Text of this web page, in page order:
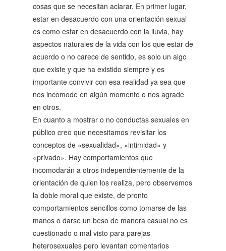
cosas que se necesitan aclarar. En primer lugar,
estar en desacuerdo con una orientación sexual
es como estar en desacuerdo con la lluvia, hay
aspectos naturales de la vida con los que estar de
acuerdo o no carece de sentido, es solo un algo
que existe y que ha existido siempre y es
importante convivir con esa realidad ya sea que
nos incomode en algún momento o nos agrade
en otros.
En cuanto a mostrar o no conductas sexuales en
público creo que necesitamos revisitar los
conceptos de «sexualidad», «intimidad» y
«privado». Hay comportamientos que
incomodarán a otros independientemente de la
orientación de quien los realiza, pero observemos
la doble moral que existe, de pronto
comportamientos sencillos como tomarse de las
manos o darse un beso de manera casual no es
cuestionado o mal visto para parejas
heterosexuales pero levantan comentarios